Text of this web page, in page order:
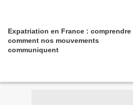
Expatriation en France : comprendre
comment nos mouvements
communiquent